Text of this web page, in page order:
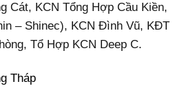
Cát, KCN Tổng Hợp Cầu Kiền,
– Shinec), KCN Đình Vũ, KĐT
Tổ Hợp KCN Deep C.
Tháp